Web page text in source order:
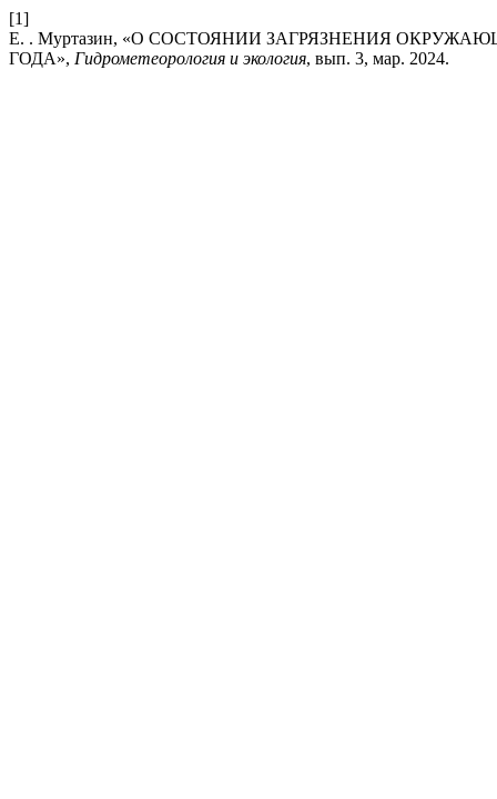
[1]
Е. . Муртазин, «О СОСТОЯНИИ ЗАГРЯЗНЕНИЯ
ГОДА», Гидрометеорология и экология, вып. 3, мар. 2024.